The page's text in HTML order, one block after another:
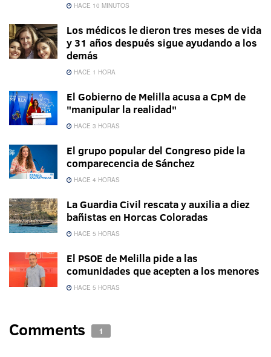
HACE 10 MINUTOS
Los médicos le dieron tres meses de vida
y 31 años después sigue ayudando a los
demás
HACE 1 HORA
El Gobierno de Melilla acusa a CpM de
"manipular la realidad"
HACE 3 HORAS
El grupo popular del Congreso pide la
comparecencia de Sánchez
HACE 4 HORAS
La Guardia Civil rescata y auxilia a diez
bañistas en Horcas Coloradas
HACE 5 HORAS
El PSOE de Melilla pide a las
comunidades que acepten a los menores
HACE 5 HORAS
Comments 1